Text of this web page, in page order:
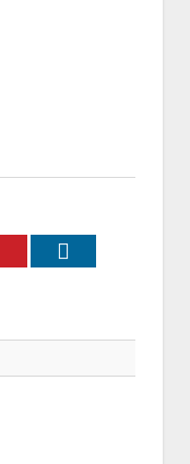
Pinterest